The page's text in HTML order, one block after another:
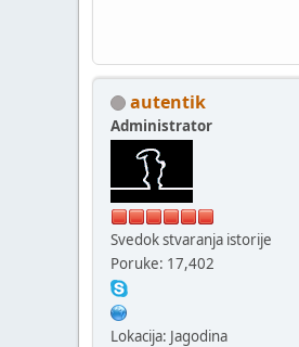
autentik
Administrator
Svedok stvaranja istorije
Poruke: 17,402
Lokacija: Jagodina